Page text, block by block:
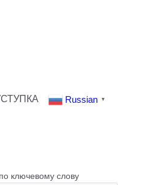
Russian ▼
ключевому слову